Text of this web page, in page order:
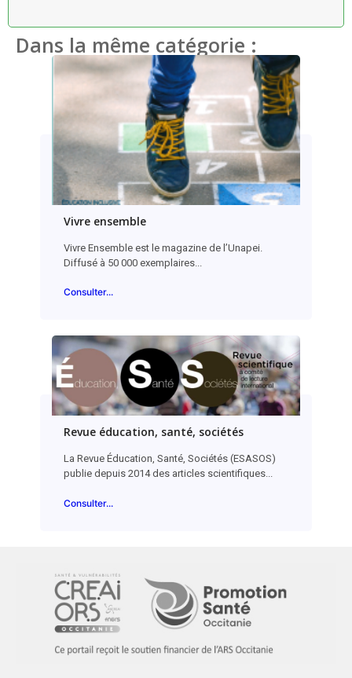
Dans la même catégorie :
Vivre ensemble
Vivre Ensemble est le magazine de l’Unapei.
Diffusé à 50 000 exemplaires...
Consulter...
Revue éducation, santé, sociétés
La Revue Éducation, Santé, Sociétés (ESASOS)
publie depuis 2014 des articles scientifiques...
Consulter...